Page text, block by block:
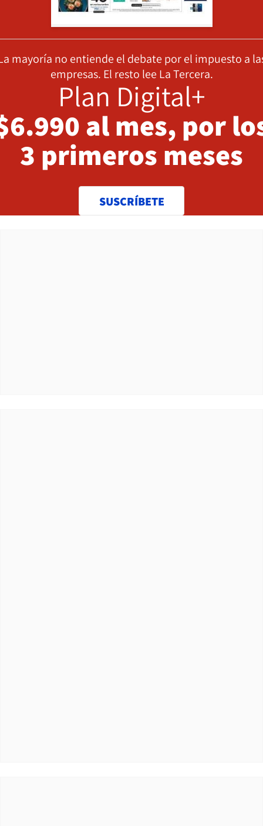
mayoría no entiende el debate por el impuesto a
empresas. El resto lee La Tercera.
Plan Digital+
al mes, por
3 primeros meses
SUSCRÍBETE